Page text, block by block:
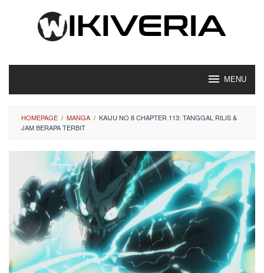
MENU
HOMEPAGE / MANGA / KAIJU NO 8 CHAPTER 113: TANGGAL RILIS &
JAM BERAPA TERBIT